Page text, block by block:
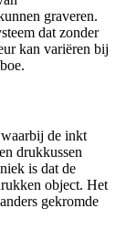
graveren.
dat zonder
kan variëren bij
de inkt
drukkussen
is dat de
object. Het
gekromde